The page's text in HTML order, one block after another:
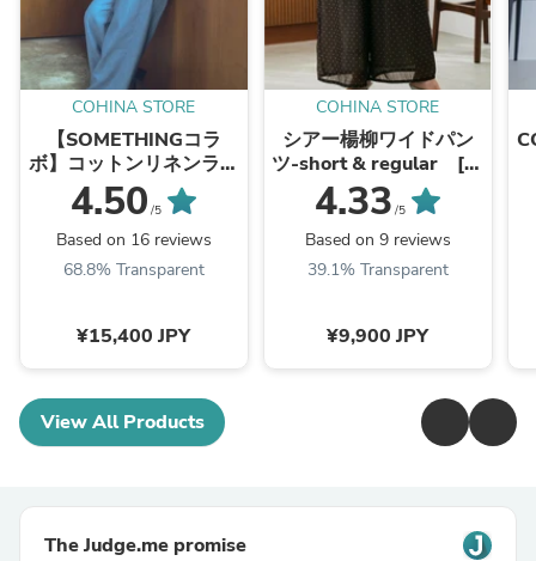
COHINA STORE
【SOMETHINGコラ
ボ】コットンリネンライ
トオンスデニム-short &
regular [通常]
4.50 /5
Based on 16 reviews
68.8% Transparent
¥15,400 JPY
COHINA STORE
シアー楊柳ワイドパン
ツ-short & regular [通
常]
4.33 /5
Based on 9 reviews
39.1% Transparent
¥9,900 JPY
View All Products
The Judge.me promise